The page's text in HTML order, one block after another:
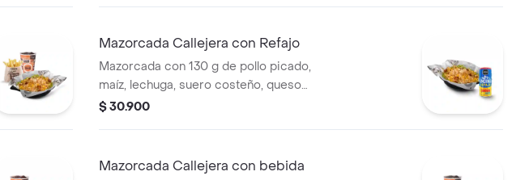
Mazorcada Callejera con Refajo
Mazorcada con 130 g de pollo picado,
maíz, lechuga, suero costeño, queso
costeño, salsa BBQ, salsa Corral, salsa
$ 30.900
Mazorcada Callejera con bebida